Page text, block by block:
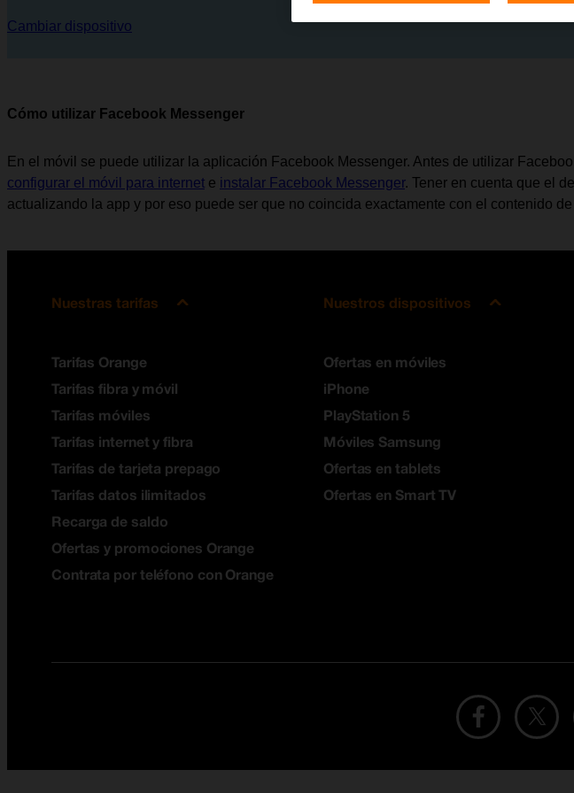
Cambiar dispositivo
Cómo utilizar Facebook Messenger
En el móvil se puede utilizar la aplicación Facebook Messenger. Antes de utilizar
configurar el móvil para internet e instalar Facebook Messenger. Tener en cuenta que el
actualizando la app y por eso puede ser que no coincida exactamente con el contenido
Nuestras tarifas
Tarifas Orange
Tarifas fibra y móvil
Tarifas móviles
Tarifas internet y fibra
Tarifas de tarjeta prepago
Tarifas datos ilimitados
Recarga de saldo
Ofertas y promociones Orange
Contrata por teléfono con Orange
Nuestros dispositivos
Ofertas en móviles
iPhone
PlayStation 5
Móviles Samsung
Ofertas en tablets
Ofertas en Smart TV